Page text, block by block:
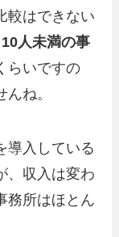
較はできない
10人未満の事
らいですの
ね。
導入している
、収入は変わ
務所はほとん